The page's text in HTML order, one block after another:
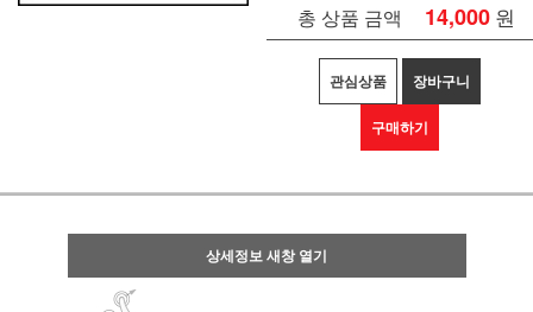
총 상품 금액 14,000 원
관심상품 장바구니
구매하기
상세정보 새창 열기